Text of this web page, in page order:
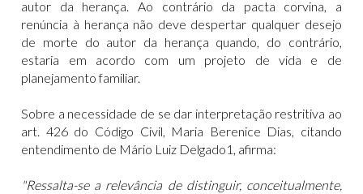
autor da herança. Ao contrário da pacta corvina, a
renúncia à herança não deve despertar qualquer desejo
de morte do autor da herança quando, do contrário,
estaria em acordo com um projeto de vida e de
planejamento familiar.
Sobre a necessidade de se dar interpretação restritiva ao
art. 426 do Código Civil, Maria Berenice Dias, citando
entendimento de Mário Luiz Delgado1, afirma:
"Ressalta-se a relevância de distinguir, conceitualmente,